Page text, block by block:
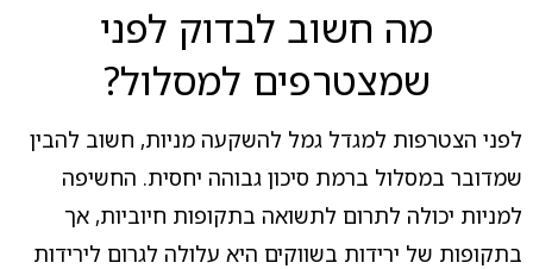
מה חשוב לבדוק לפני
שמצטרפים למסלול?
לפני הצטרפות למגדל גמל להשקעה מניות, חשוב להבין
שמדובר במסלול ברמת סיכון גבוהה יחסית. החשיפה
למניות יכולה לתרום לתשואה בתקופות חיוביות, אך
בתקופות של ירידות בשווקים היא עלולה לגרום לירידות